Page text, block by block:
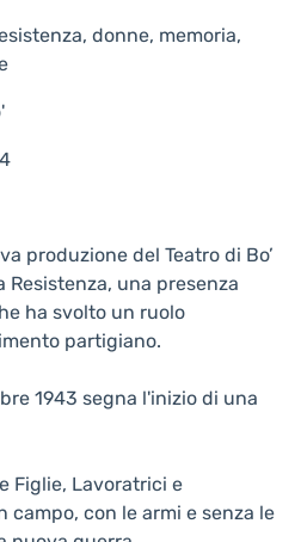
donne, memoria,
produzione del Teatro di Bo’
una presenza
ha svolto un ruolo
partigiano.
1943 segna l'inizio di una
Figlie, Lavoratrici e
campo, con le armi e senza le